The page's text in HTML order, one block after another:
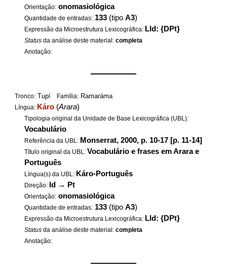
Orientação: onomasiológica
Quantidade de entradas: 133 (tipoA3)
Expressão da Microestrutura Lexicográfica: LId: {DPt}
Status da análise deste material:completa
Anotação:
——————
Tronco: Tupí Família: Ramaráma
Língua: Káro (Arara)
Tipologia original da Unidade de Base Lexicográfica (UBL):
Vocabulário
Referência da UBL: Monserrat, 2000, p. 10-17 [p. 11-14]
Título original da UBL: Vocabulário e frases em Arara e
Português
Língua(s) da UBL: Káro-Português
Direção: Id → Pt
Orientação: onomasiológica
Quantidade de entradas: 133 (tipoA3)
Expressão da Microestrutura Lexicográfica: LId: {DPt}
Status da análise deste material:completa
Anotação:
——————